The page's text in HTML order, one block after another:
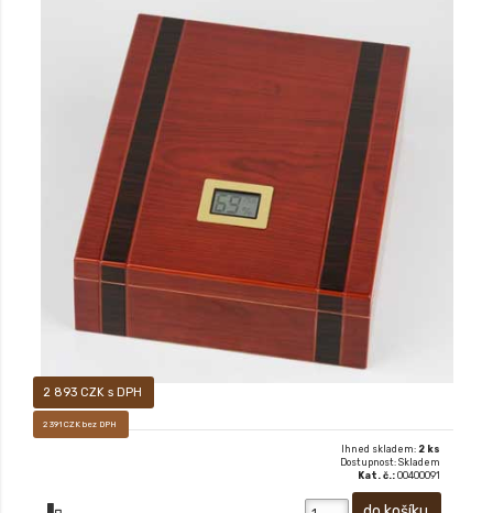
2 893 CZK s DPH
2 391 CZK bez DPH
Ihned skladem:2 ks
Dostupnost: Skladem
Kat. č.: 00400091